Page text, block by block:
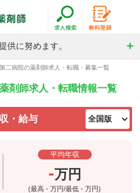
供に努めます。
二病院の薬剤師求人・転職・募集一覧
剤師求人・転職情報一覧
・給与
平均年収
-万円
(最高-万円/最低-万円)